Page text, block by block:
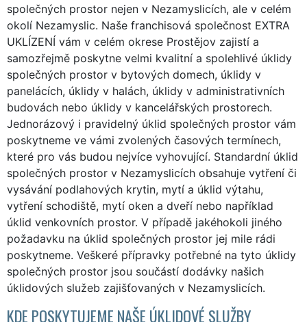
společných prostor nejen v Nezamyslicích, ale v celém
okolí Nezamyslic. Naše franchisová společnost EXTRA
UKLÍZENÍ vám v celém okrese Prostějov zajistí a
samozřejmě poskytne velmi kvalitní a spolehlivé úklidy
společných prostor v bytových domech, úklidy v
panelácích, úklidy v halách, úklidy v administrativních
budovách nebo úklidy v kancelářských prostorech.
Jednorázový i pravidelný úklid společných prostor vám
poskytneme ve vámi zvolených časových termínech,
které pro vás budou nejvíce vyhovující. Standardní úklid
společných prostor v Nezamyslicích obsahuje vytření či
vysávání podlahových krytin, mytí a úklid výtahu,
vytření schodiště, mytí oken a dveří nebo například
úklid venkovních prostor. V případě jakéhokoli jiného
požadavku na úklid společných prostor jej mile rádi
poskytneme. Veškeré přípravky potřebné na tyto úklidy
společných prostor jsou součástí dodávky našich
úklidových služeb zajišťovaných v Nezamyslicích.
KDE POSKYTUJEME NAŠE ÚKLIDOVÉ SLUŽBY